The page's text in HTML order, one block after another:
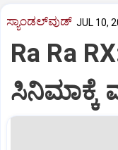
ಸ್ಯಾಂಡಲ್‌ವುಡ್‌ JUL 10,
Ra Ra
ಸಿನಿಮಾಕ್ಕೆ